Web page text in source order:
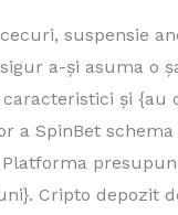
suspensie
a-și asuma o
și {au
SpinBet
Cripto depozit